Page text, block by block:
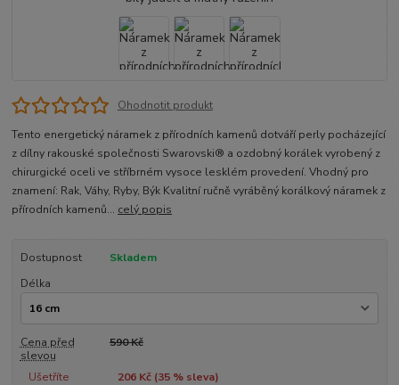
Ohodnotit produkt
Tento energetický náramek z přírodních kamenů dotváří perly pocházející
z dílny rakouské společnosti Swarovski® a ozdobný korálek vyrobený z
chirurgické oceli ve stříbrném vysoce lesklém provedení. Vhodný pro
znamení: Rak, Váhy, Ryby, Býk Kvalitní ručně vyráběný korálkový náramek z
přírodních kamenů... celý popis
Dostupnost
Skladem
Délka
Cena před
slevou
590 Kč
Ušetříte 206 Kč (35% sleva)